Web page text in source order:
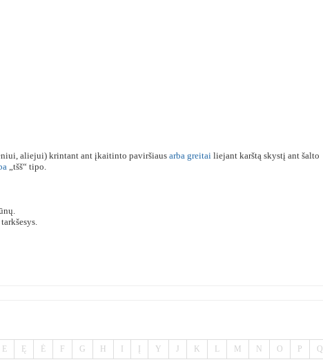
aliejui) krintant ant įkaitinto paviršiaus arba greitai liejant karštą skystį ant šalto
„tšš“ tipo.
tarkšesys.
E Ę Ė F G H Y J K L M N O P Q